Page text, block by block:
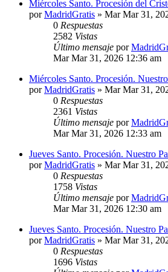
Miércoles Santo. Procesión del
porMadridGratis » Mar Mar 31,
0 Respuestas
2582 Vistas
Último mensaje por
Mar Mar 31, 2026 12:36 am
Miércoles Santo. Procesión.
porMadridGratis » Mar Mar 31,
0 Respuestas
2361 Vistas
Último mensaje por
Mar Mar 31, 2026 12:33 am
Jueves Santo. Procesión. Nuestro
porMadridGratis » Mar Mar 31,
0 Respuestas
1758 Vistas
Último mensaje por
Mar Mar 31, 2026 12:30 am
Jueves Santo. Procesión. Nuestro
porMadridGratis » Mar Mar 31,
0 Respuestas
1696 Vistas